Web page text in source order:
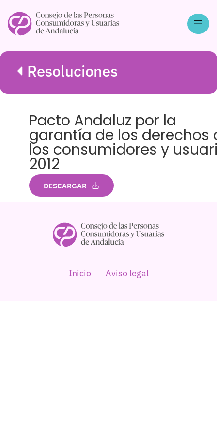
Resoluciones
Pacto Andaluz por la
garantía de los derechos
los consumidores y
2012
DESCARGAR
Inicio Aviso legal